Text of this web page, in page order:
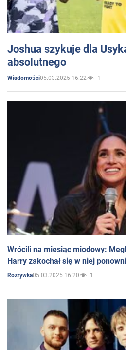
Joshua szykuje dla
absolutnego
Wiadomości05.03.2025 16:22 1
Wrócili na miesiąc miodowy:
Harry zakochał się w niej
Rozrywka05.03.2025 16:20 1